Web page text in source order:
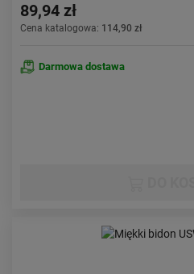
89,94 zł
Cena katalogowa: 114,90 zł
Darmowa dostawa